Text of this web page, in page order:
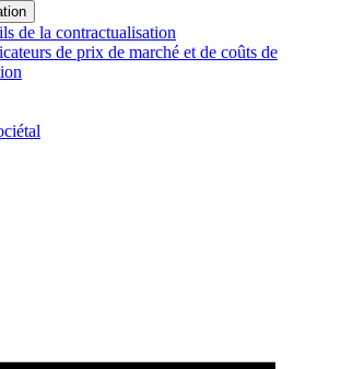
de la contractualisation
de prix de marché et de coûts de